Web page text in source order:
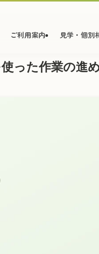
ご利用案内 見学・個別
った作業の進